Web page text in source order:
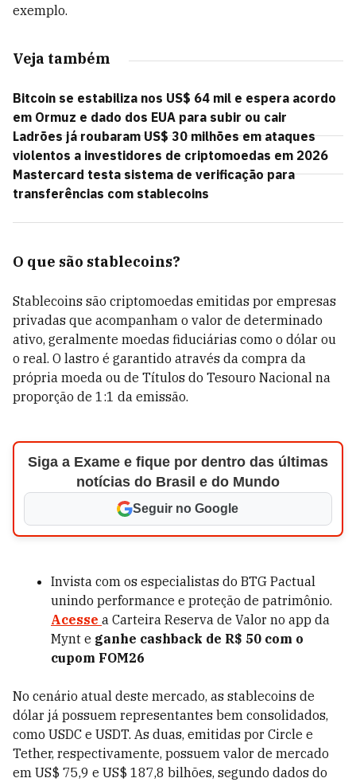
exemplo.
Veja também
Bitcoin se estabiliza nos US$ 64 mil e espera acordo
em Ormuz e dado dos EUA para subir ou cair
Ladrões já roubaram US$ 30 milhões em ataques
violentos a investidores de criptomoedas em 2026
Mastercard testa sistema de verificação para
transferências com stablecoins
O que são stablecoins?
Stablecoins são criptomoedas emitidas por empresas
privadas que acompanham o valor de determinado
ativo, geralmente moedas fiduciárias como o dólar ou
o real. O lastro é garantido através da compra da
própria moeda ou de Títulos do Tesouro Nacional na
proporção de 1:1 da emissão.
Siga a Exame e fique por dentro das últimas
notícias do Brasil e do Mundo
Seguir no Google
Invista com os especialistas do BTG Pactual
unindo performance e proteção de patrimônio.
Acesse a Carteira Reserva de Valor no app da
Mynt e ganhe cashback de R$ 50 com o
cupom FOM26
No cenário atual deste mercado, as stablecoins de
dólar já possuem representantes bem consolidados,
como USDC e USDT. As duas, emitidas por Circle e
Tether, respectivamente, possuem valor de mercado
em US$ 75,9 e US$ 187,8 bilhões, segundo dados do